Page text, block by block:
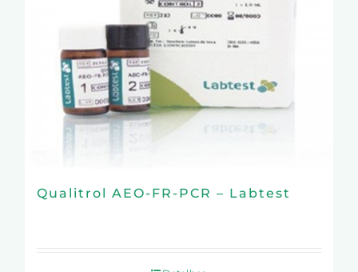
Qualitrol AEO-FR-PCR – Labtest